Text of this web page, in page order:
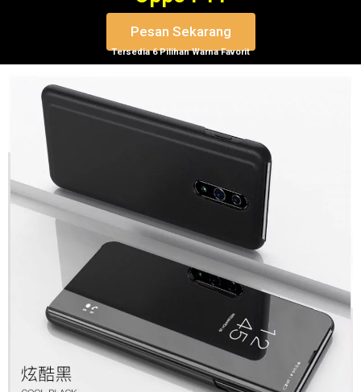
Pesan Sekarang
Tersedia 6 Pilihan Warna Favorit